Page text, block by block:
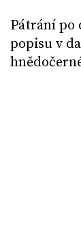
Pátrání po
popisu v